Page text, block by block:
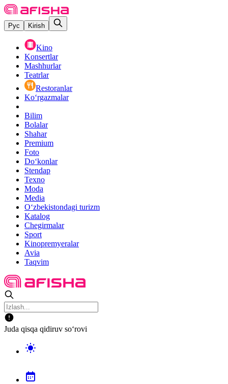
Рус Kirish
Kino
Konsertlar
Mashhurlar
Teatrlar
Restoranlar
Ko‘rgazmalar
Bilim
Bolalar
Shahar
Premium
Foto
Do‘konlar
Stendap
Texno
Moda
Media
O‘zbekistondagi turizm
Katalog
Chegirmalar
Sport
Kinopremyeralar
Avia
Taqvim
Juda qisqa qidiruv so‘rovi